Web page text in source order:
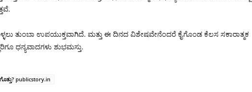
ತುಂಬಾ ಉಪಯುಕ್ತವಾಗಿದೆ. ಮತ್ತು ಈ ದಿನದ ವಿಶೇಷವೇನೆಂದರೆ ಕೈಗೊಂಡ ಕೆಲಸ ಸಕಾರಾತ್ಮಕ
ಧನ್ಯವಾದಗಳು ಶುಭಮಸ್ತು.
publicstory.in